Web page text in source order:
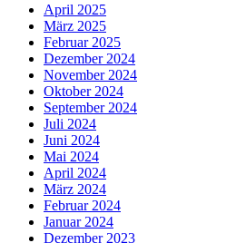
April 2025
März 2025
Februar 2025
Dezember 2024
November 2024
Oktober 2024
September 2024
Juli 2024
Juni 2024
Mai 2024
April 2024
März 2024
Februar 2024
Januar 2024
Dezember 2023